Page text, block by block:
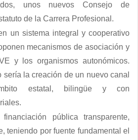
, unos nuevosConsejo de
de la Carrera Profesional .
un sistema integral y cooperativo
mecanismos de asociación y
y los organismos autonómicos.
sería la creación de un nuevo canal
estatal, bilingüe y con
.
financiación pública transparente,
, teniendo por fuente fundamental el